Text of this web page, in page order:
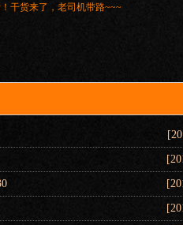
干货来了，老司机带路~~~